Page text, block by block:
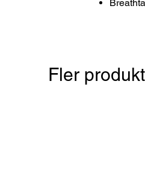
Fler